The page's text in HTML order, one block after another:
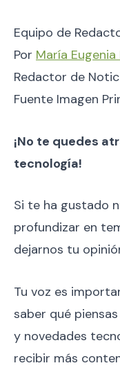
Equipo de
Por María Eugenia
Redactor de
Fuente Imagen
¡No te quedes
tecnología!
Si te ha gustado
profundizar en
dejarnos tu
Tu voz es
saber qué
y novedades
recibir más